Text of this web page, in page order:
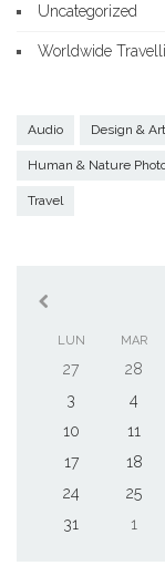
Uncategorized
Worldwide
Audio Design &
Human & Nature
Travel
LUN MAR
27 28
3
4
10
11
17
18
24
25
31
1